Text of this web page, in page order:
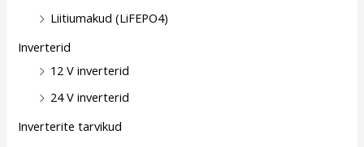
Liitiumakud (LiFEPO4)
Inverterid
12 V inverterid
24 V inverterid
Inverterite tarvikud